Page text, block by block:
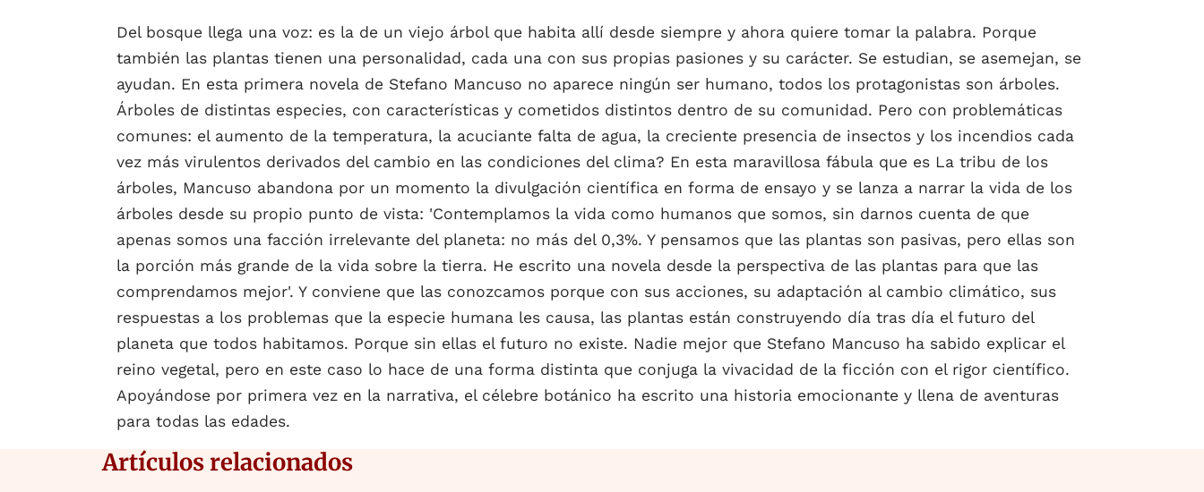
Del bosque llega una voz: es la de un viejo árbol que habita allí desde siempre y ahora quiere tomar la palabra. Porque
también las plantas tienen una personalidad, cada una con sus propias pasiones y su carácter. Se estudian, se asemejan, se
ayudan. En esta primera novela de Stefano Mancuso no aparece ningún ser humano, todos los protagonistas son árboles.
Árboles de distintas especies, con características y cometidos distintos dentro de su comunidad. Pero con problemáticas
comunes: el aumento de la temperatura, la acuciante falta de agua, la creciente presencia de insectos y los incendios cada
vez más virulentos derivados del cambio en las condiciones del clima? En esta maravillosa fábula que es La tribu de los
árboles, Mancuso abandona por un momento la divulgación científica en forma de ensayo y se lanza a narrar la vida de los
árboles desde su propio punto de vista: 'Contemplamos la vida como humanos que somos, sin darnos cuenta de que
apenas somos una facción irrelevante del planeta: no más del 0,3%. Y pensamos que las plantas son pasivas, pero ellas son
la porción más grande de la vida sobre la tierra. He escrito una novela desde la perspectiva de las plantas para que las
comprendamos mejor'. Y conviene que las conozcamos porque con sus acciones, su adaptación al cambio climático, sus
respuestas a los problemas que la especie humana les causa, las plantas están construyendo día tras día el futuro del
planeta que todos habitamos. Porque sin ellas el futuro no existe. Nadie mejor que Stefano Mancuso ha sabido explicar el
reino vegetal, pero en este caso lo hace de una forma distinta que conjuga la vivacidad de la ficción con el rigor científico.
Apoyándose por primera vez en la narrativa, el célebre botánico ha escrito una historia emocionante y llena de aventuras
para todas las edades.
Artículos relacionados